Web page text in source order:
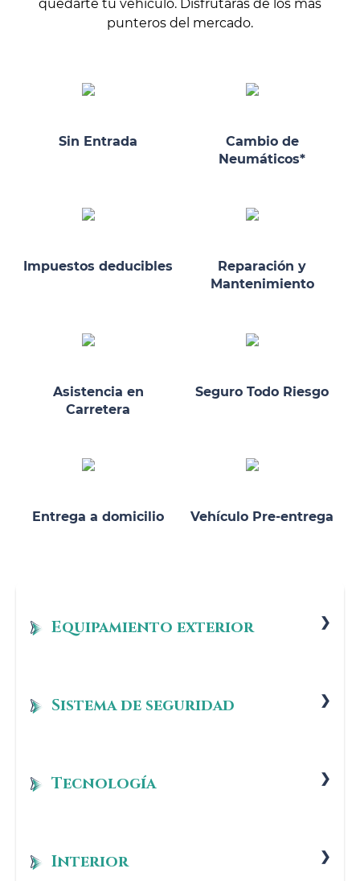
quedarte tu vehículo. Disfrutarás de los más
punteros del mercado.
Sin Entrada
Cambio de
Neumáticos*
Impuestos deducibles
Reparación y
Mantenimiento
Asistencia en
Carretera
Seguro Todo Riesgo
Entrega a domicilio Vehículo Pre-entrega
Equipamiento exterior
Sistema de seguridad
Juego de reparación de neumáticos Plus
Tecnología
Interior